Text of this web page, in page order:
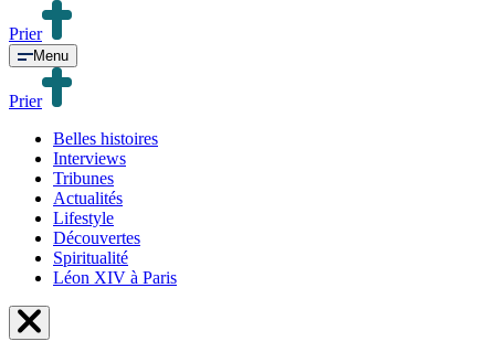
Prier
Menu
Prier
Belles histoires
Interviews
Tribunes
Actualités
Lifestyle
Découvertes
Spiritualité
Léon XIV à Paris